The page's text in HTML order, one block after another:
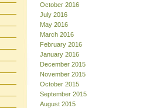
October 2016
July 2016
May 2016
March 2016
February 2016
January 2016
December 2015
November 2015
October 2015
September 2015
August 2015